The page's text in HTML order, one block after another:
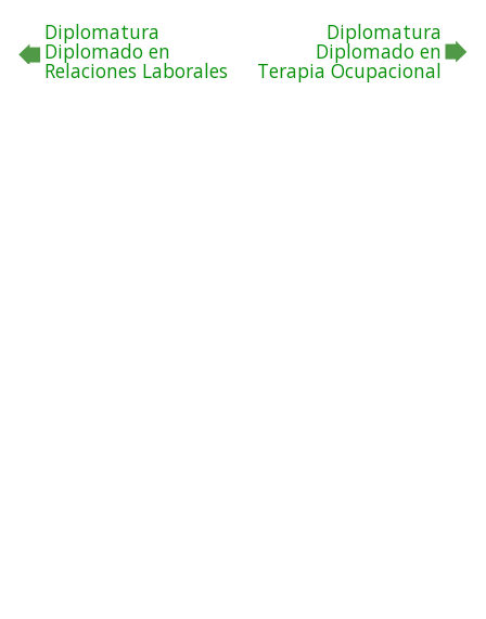
Diplomatura
Diplomado en
Relaciones Laborales
Diplomatura
Diplomado en
Terapia Ocupacional